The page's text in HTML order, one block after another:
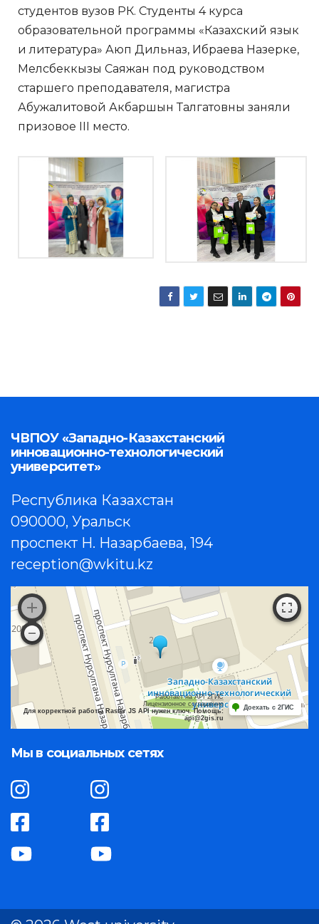
студентов вузов РК. Студенты 4 курса
образовательной программы «Казахский язык
и литература» Аюп Дильназ, Ибраева Назерке,
Мелсбеккызы Саяжан под руководством
старшего преподавателя, магистра
Абужалитовой Акбаршын Талгатовны заняли
призовое ІІІ место.
ЧВПОУ «Западно-Казахстанский
инновационно-технологический
университет»
Республика Казахстан
090000, Уральск
проспект Н. Назарбаева, 194
reception@wkitu.kz
Работает на API 2ГИС
Лицензионное соглашение
Для корректной работы Raster JS API нужен ключ. Помощь:
api@2gis.ru
Доехать с 2ГИС
Мы в социальных сетях